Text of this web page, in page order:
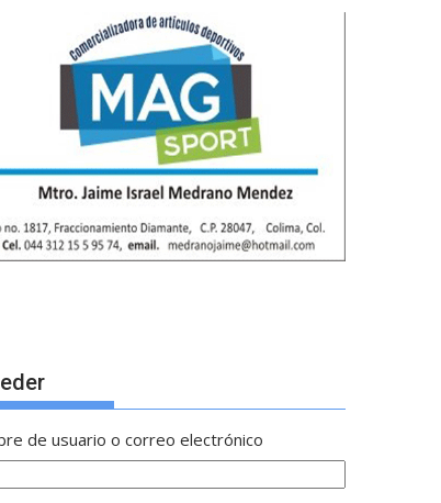
de usuario o correo electrónico